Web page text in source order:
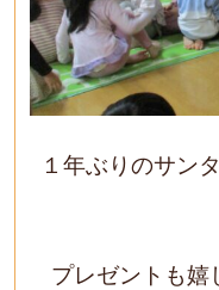
１年ぶりのサン
プレゼントも嬉